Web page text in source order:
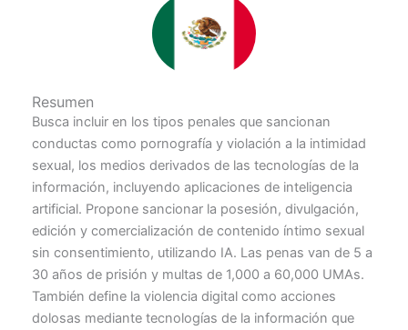
Resumen
Busca incluir en los tipos penales que sancionan
conductas como pornografía y violación a la intimidad
sexual, los medios derivados de las tecnologías de la
información, incluyendo aplicaciones de inteligencia
artificial. Propone sancionar la posesión, divulgación,
edición y comercialización de contenido íntimo sexual
sin consentimiento, utilizando IA. Las penas van de 5 a
30 años de prisión y multas de 1,000 a 60,000 UMAs.
También define la violencia digital como acciones
dolosas mediante tecnologías de la información que